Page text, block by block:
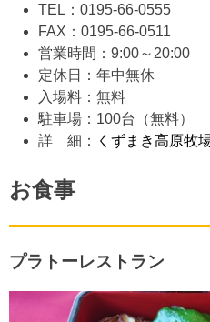
TEL：0195-66-0555
FAX：0195-66-0511
営業時間：9:00～20:00
定休日：年中無休
入場料：無料
駐車場：100台（無料）
詳 細：
くずまき高原牧
お食事
プラトーレストラン